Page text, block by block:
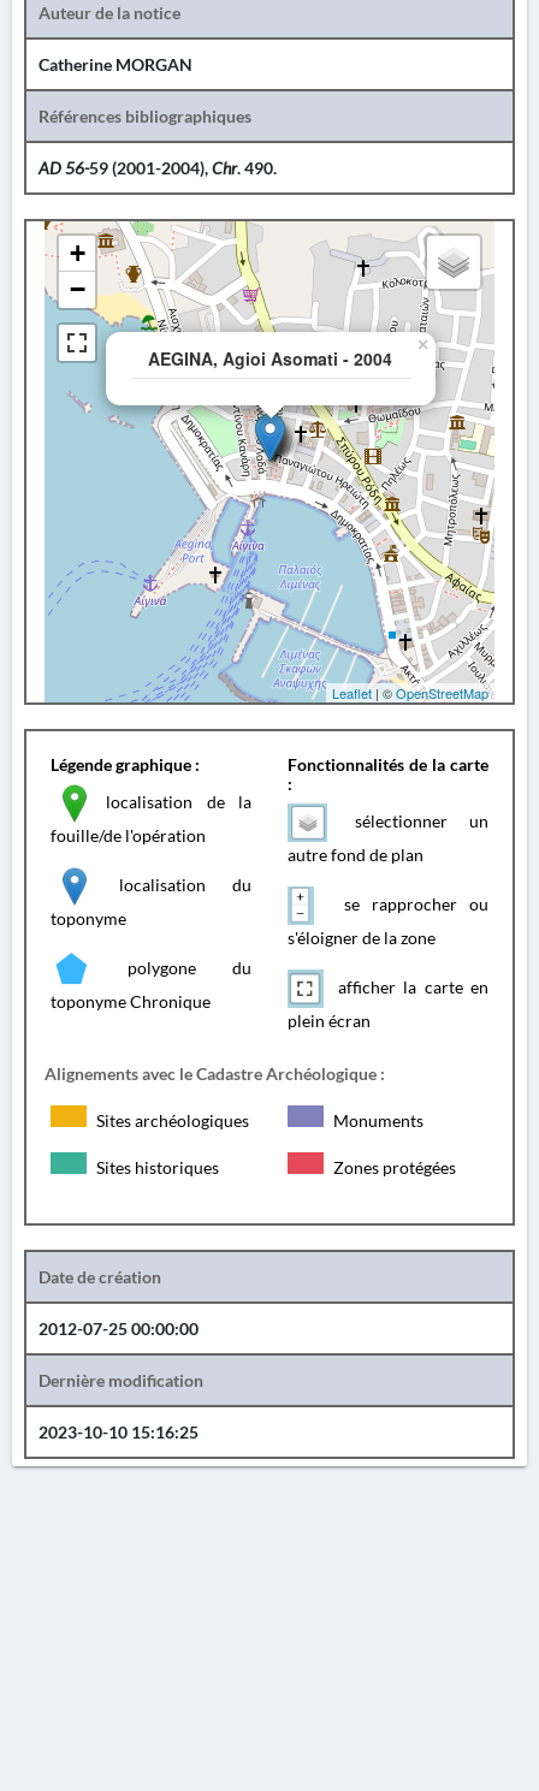
Auteur de la notice
Catherine MORGAN
Références bibliographiques
AD 56-59 (2001-2004),Chr. 490.
AEGINA, Agioi Asomati - 2004
×
+
−
Leaflet | ©OpenStreetMap
Légende graphique :
localisation de la
fouille/de l'opération
localisation du
toponyme
polygone du
toponyme Chronique
Fonctionnalités de la carte
:
sélectionner un
autre fond de plan
se rapprocher ou
s'éloigner de la zone
afficher la carte en
plein écran
Alignements avec le Cadastre Archéologique :
Sites archéologiques Monuments
Sites historiques Zones protégées
Date de création
2012-07-25 00:00:00
Dernière modification
2023-10-10 15:16:25